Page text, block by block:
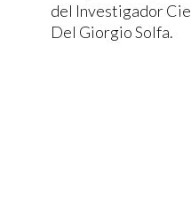
del Investigador
Del Giorgio Solfa.